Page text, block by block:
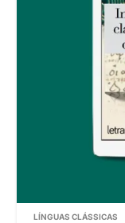
LÍNGUAS CLÁSSICAS